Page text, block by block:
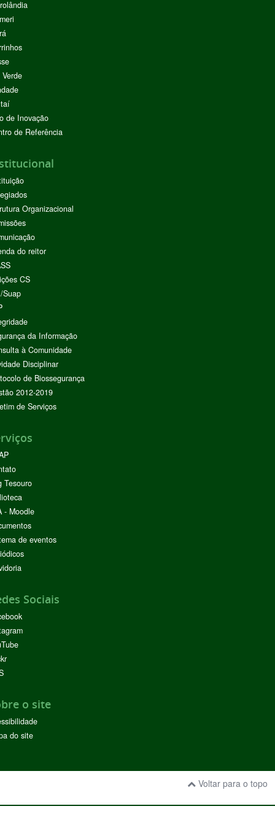
de Inovação
de Referência
Organizacional
do reitor
CS
Suap
da Informação
à Comunidade
Disciplinar
de Biossegurança
2012-2019
de Serviços
Tesouro
- Moodle
de eventos
Sociais
o site
do site
Voltar para o topo